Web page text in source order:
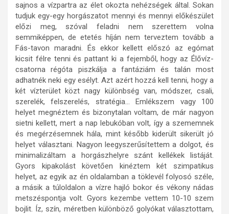
sajnos a vízpartra az élet okozta nehézségek által. Sokan
tudjuk egy-egy horgászatot mennyi és mennyi előkészület
előzi meg, szóval feladni nem szerettem volna
semmiképpen, de etetés híján nem terveztem tovább a
Fás-tavon maradni. És ekkor kellett előszó az egómat
kicsit félre tenni és pattant ki a fejemből, hogy az Élővíz-
csatorna régóta piszkálja a fantáziám és talán most
adhatnék neki egy esélyt. Azt azért hozzá kell tenni, hogy a
két vízterület közt nagy különbség van, módszer, csali,
szerelék, felszerelés, stratégia… Emlékszem vagy 100
helyet megnéztem és bizonytalan voltam, de már nagyon
sietni kellett, mert a nap lebukóban volt, így a szememnek
és megérzésemnek hála, mint később kiderült sikerült jó
helyet választani. Nagyon leegyszerűsítettem a dolgot, és
minimalizáltam a horgászhelyre szánt kellékek listáját.
Gyors kipakolást követően kinéztem két szimpatikus
helyet, az egyik az én oldalamban a töklevél folyosó széle,
a másik a túloldalon a vízre hajló bokor és vékony nádas
metszéspontja volt. Gyors kezembe vettem 10-10 szem
bojlit. Íz, szín, méretben különböző golyókat választottam,